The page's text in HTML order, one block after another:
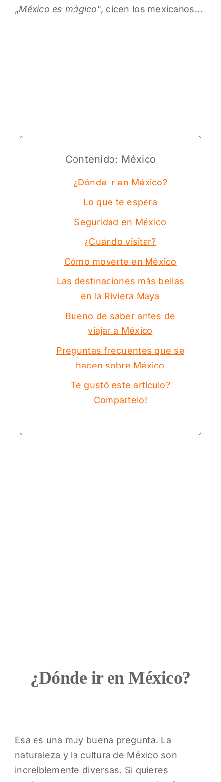
„México es mágico", dicen los mexicanos…
Contenido: México
¿Dónde ir en México?
Lo que te espera
Seguridad en México
¿Cuándo visitar?
Cómo moverte en México
Las destinaciones más bellas
en la Riviera Maya
Bueno de saber antes de
viajar a México
Preguntas frecuentes que se
hacen sobre México
Te gustó este artículo?
Compartelo!
¿Dónde ir en México?
Esa es una muy buena pregunta. La
naturaleza y la cultura de México son
increíblemente diversas. Si quieres